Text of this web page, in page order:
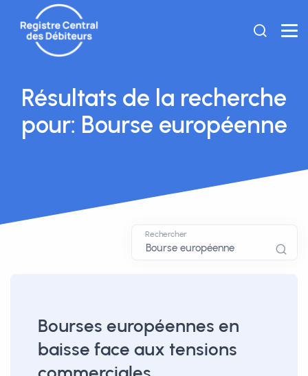
Résultats de la recherche
pour: Bourse européenne
Rechercher
Bourses européennes en
baisse face aux tensions